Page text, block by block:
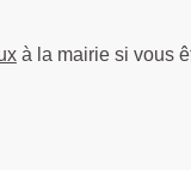
à la mairie si vous